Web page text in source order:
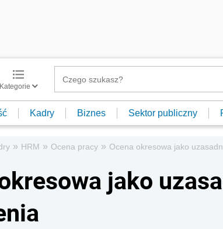
Kategorie
Kadry Biznes Sektor publiczny
» HRM » Ocena pracy » Ocena okresowa jako
jako